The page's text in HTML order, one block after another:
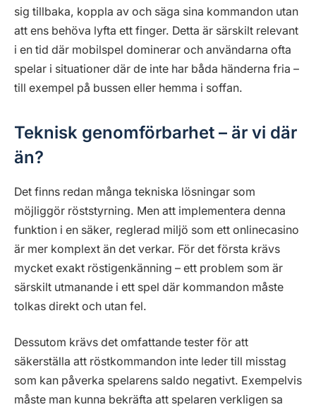
sig tillbaka, koppla av och säga sina kommandon utan
att ens behöva lyfta ett finger. Detta är särskilt relevant
i en tid där mobilspel dominerar och användarna ofta
spelar i situationer där de inte har båda händerna fria –
till exempel på bussen eller hemma i soffan.
Teknisk genomförbarhet – är vi där
än?
Det finns redan många tekniska lösningar som
möjliggör röststyrning. Men att implementera denna
funktion i en säker, reglerad miljö som ett onlinecasino
är mer komplext än det verkar. För det första krävs
mycket exakt röstigenkänning – ett problem som är
särskilt utmanande i ett spel där kommandon måste
tolkas direkt och utan fel.
Dessutom krävs det omfattande tester för att
säkerställa att röstkommandon inte leder till misstag
som kan påverka spelarens saldo negativt. Exempelvis
måste man kunna bekräfta att spelaren verkligen sa